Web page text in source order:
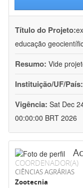
Título do Projeto:
educação
Resumo: Vide
Instituição/UF/País:
Vigência: Sat Dec
00:00:00 BRT 2026
COORDENADOR(A)
CIÊNCIAS AGRÁRIAS
Zootecnia